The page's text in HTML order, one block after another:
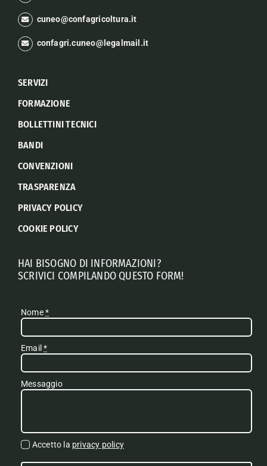
cuneo@confagricoltura.it
confagri.cuneo@legalmail.it
SERVIZI
FORMAZIONE
BOLLETTINI TECNICI
BANDI
CONVENZIONI
TRASPARENZA
PRIVACY POLICY
COOKIE POLICY
HAI BISOGNO DI INFORMAZIONI?
SCRIVICI COMPILANDO QUESTO FORM!
Nome*
Email*
Messaggio
Accetto la privacy policy